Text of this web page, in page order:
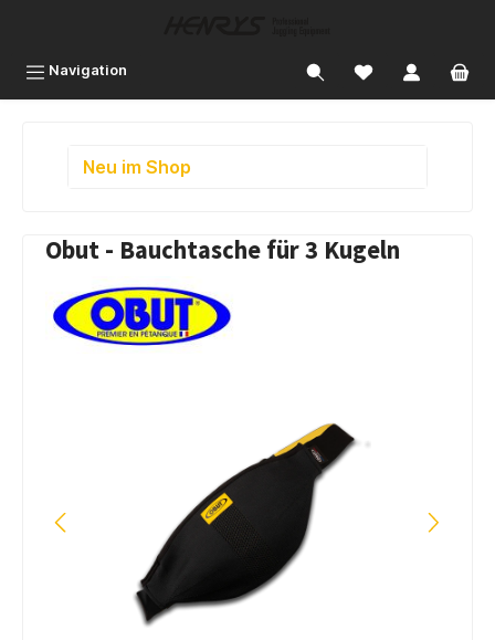
Navigation
Neu im Shop
Obut - Bauchtasche für 3 Kugeln